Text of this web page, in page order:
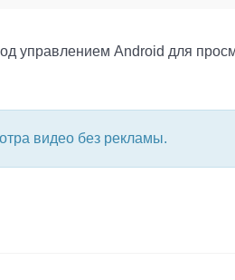
управлением Android для
видео без рекламы.